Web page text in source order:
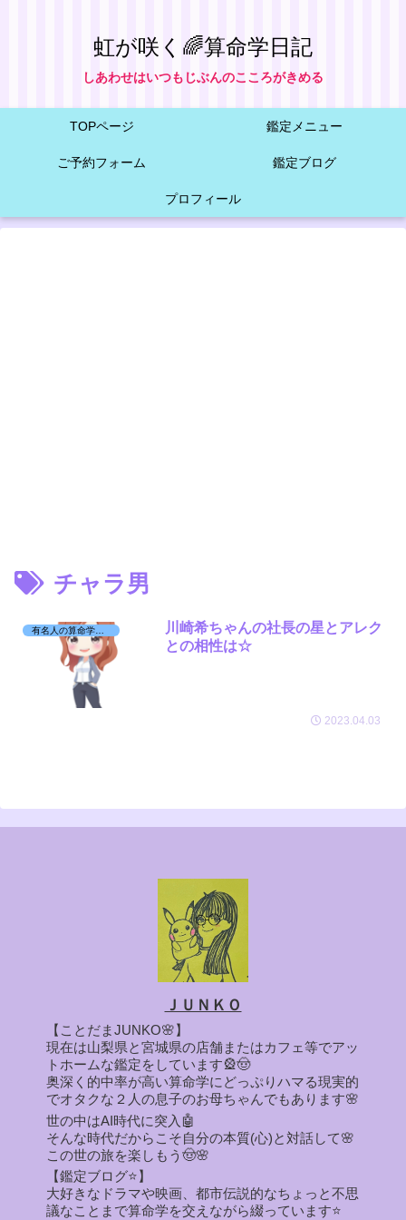
虹が咲く🌈算命学日記
しあわせはいつもじぶんのこころがきめる
TOPページ 鑑定メニュー
ご予約フォーム 鑑定ブログ
プロフィール
チャラ男
有名人の算命学日記☆
川崎希ちゃんの社長の星とアレク
との相性は☆
2023.04.03
ＪＵＮＫＯ
【ことだまJUNKO🌸】
現在は山梨県と宮城県の店舗またはカフェ等でアッ
トホームな鑑定をしています🎡🤠
奥深く的中率が高い算命学にどっぷりハマる現実的
でオタクな２人の息子のお母ちゃんでもあります🌸
世の中はAI時代に突入🤖
そんな時代だからこそ自分の本質(心)と対話して🌸
この世の旅を楽しもう🤠🌸
【鑑定ブログ⭐】
大好きなドラマや映画、都市伝説的なちょっと不思
議なことまで算命学を交えながら綴っています⭐